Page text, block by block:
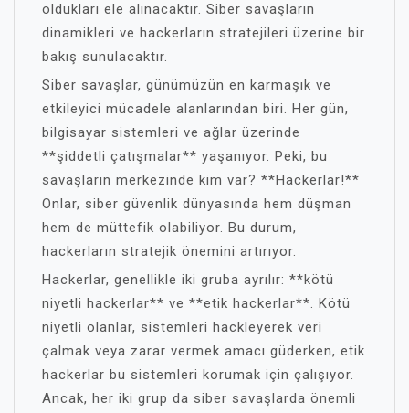
oldukları ele alınacaktır. Siber savaşların
dinamikleri ve hackerların stratejileri üzerine bir
bakış sunulacaktır.
Siber savaşlar, günümüzün en karmaşık ve
etkileyici mücadele alanlarından biri. Her gün,
bilgisayar sistemleri ve ağlar üzerinde
**şiddetli çatışmalar** yaşanıyor. Peki, bu
savaşların merkezinde kim var? **Hackerlar!**
Onlar, siber güvenlik dünyasında hem düşman
hem de müttefik olabiliyor. Bu durum,
hackerların stratejik önemini artırıyor.
Hackerlar, genellikle iki gruba ayrılır: **kötü
niyetli hackerlar** ve **etik hackerlar**. Kötü
niyetli olanlar, sistemleri hackleyerek veri
çalmak veya zarar vermek amacı güderken, etik
hackerlar bu sistemleri korumak için çalışıyor.
Ancak, her iki grup da siber savaşlarda önemli